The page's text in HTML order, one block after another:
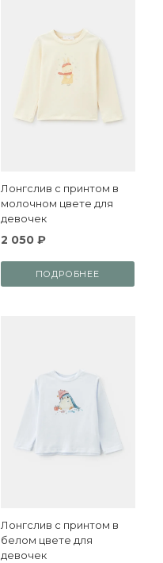
Лонгслив с принтом в
молочном цвете для
девочек
2 050 ₽
ПОДРОБНЕЕ
Лонгслив с принтом в
белом цвете для
девочек